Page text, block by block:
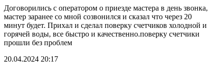
Договорились с оператором о приезде мастера в день звонка,
мастер заранее со мной созвонился и сказал что через 20
минут будет. Прихал и сделал поверку счетчиков холодной и
горячей воды, все быстро и качественно.поверку счетчики
прошли без проблем
20.04.2024 20:17